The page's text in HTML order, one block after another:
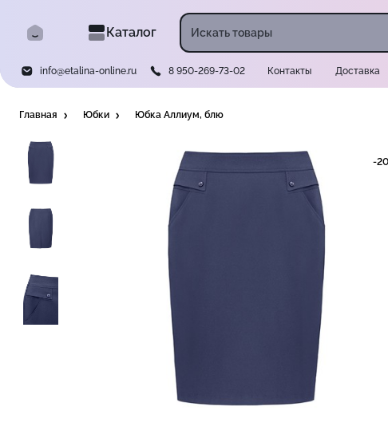
Каталог
info@etalina-online.ru 8 950-269-73-02 Контакты Доставка
Главная Юбки Юбка Аллиум, блю
-